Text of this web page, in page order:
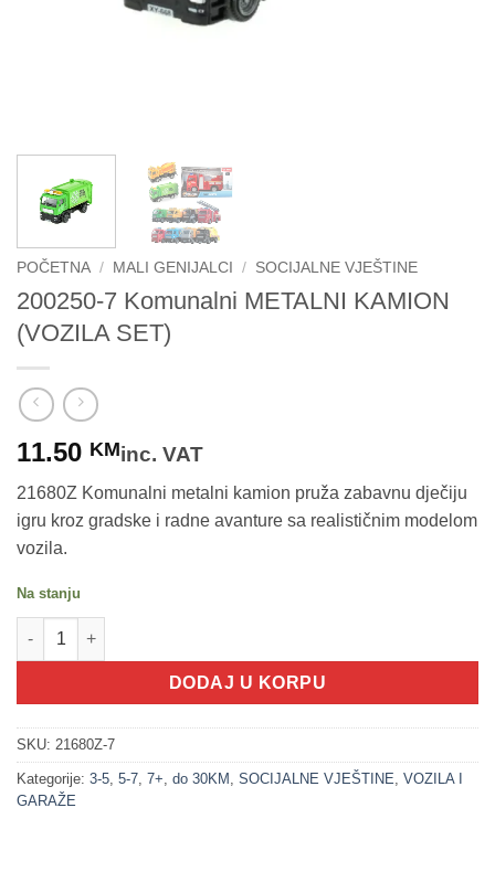
POČETNA / MALI GENIJALCI / SOCIJALNE VJEŠTINE
200250-7 Komunalni METALNI KAMION
(VOZILA SET)
11.50 KMinc. VAT
21680Z Komunalni metalni kamion pruža zabavnu dječiju
igru kroz gradske i radne avanture sa realističnim modelom
vozila.
Na stanju
200250-7 Komunalni METALNI KAMION (VOZILA SET) količina
DODAJ U KORPU
SKU: 21680Z-7
Kategorije: 3-5 5-7 7+ do 30KM SOCIJALNE VJEŠTINE VOZILA I
GARAŽE